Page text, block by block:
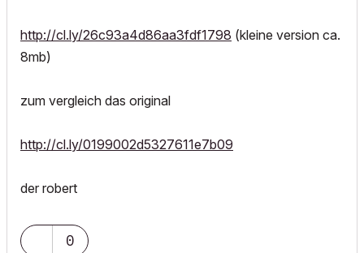
http://cl.ly/26c93a4d86aa3fdf1798 (kleine version ca.
8mb)
zum vergleich das original
http://cl.ly/0199002d5327611e7b09
der robert
0